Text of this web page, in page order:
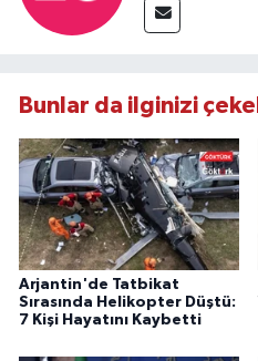
Bunlar da ilginizi
Arjantin'de Tatbikat
Sırasında Helikopter Düştü:
7 Kişi Hayatını Kaybetti